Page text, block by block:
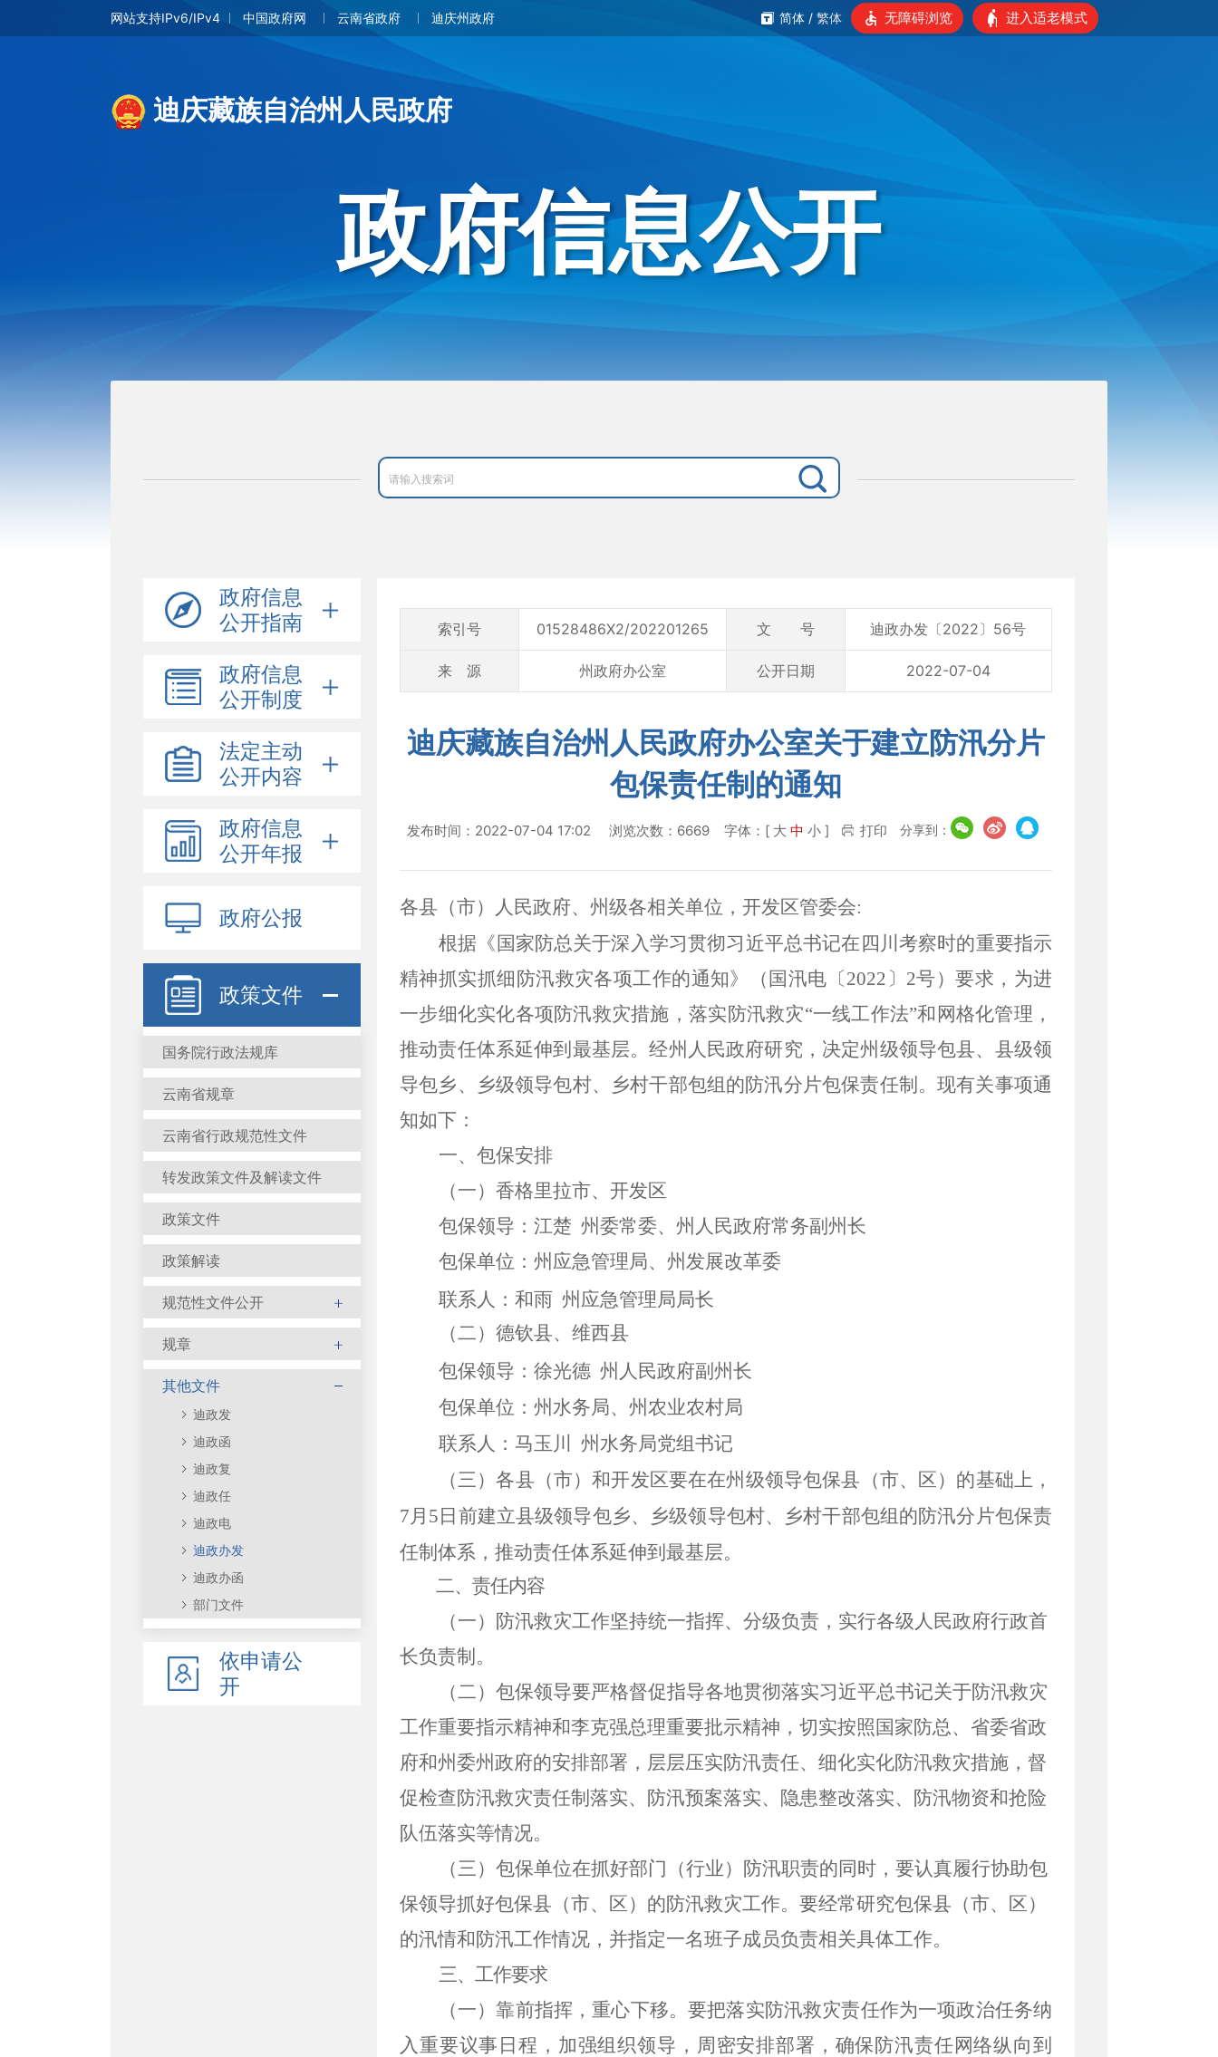
网站支持IPv6/IPv4 中国政府网 云南省政府 迪庆州政府 简体 / 繁体 无障碍浏览 进入适老模式
迪庆藏族自治州人民政府
政府信息公开
政府信息
公开指南
政府信息
公开制度
法定主动
公开内容
政府信息
公开年报
政府公报
政策文件
国务院行政法规库
云南省规章
云南省行政规范性文件
转发政策文件及解读文件
政策文件
政策解读
规范性文件公开
规章
其他文件
迪政发
迪政函
迪政复
迪政任
迪政电
迪政办发
迪政办函
部门文件
依申请公
开
索引号 01528486X2/202201265 文 号 迪政办发〔2022〕56号
来 源 州政府办公室 公开日期 2022-07-04
迪庆藏族自治州人民政府办公室关于建立防汛分片
包保责任制的通知
发布时间：2022-07-04 17:02 浏览次数：6669 字体：[ 大 中 小 ] 打印 分享到：
各县（市）人民政府、州级各相关单位，开发区管委会:
根据 《 国家防总关于深入学习贯彻习近平总书记在四川考察时的重要指示
精神抓实抓细防汛救灾各项工作的通知》（国汛电〔2022〕2号）要求，为进
一步细化实化各项防汛救灾措施，落实防汛救灾“一线工作法”和网格化管理，
推动责任体系延伸到最基层。经州人民政府研究，决定州级领导包县、县级领
导包乡、乡级领导包村、乡村干部包组的防汛分片包保责任制。现有关事项通
知如下：
一、包保安排
（一）香格里拉市、开发区
包保领导：江楚 州委常委、州人民政府常务副州长
包保单位：州应急管理局、州发展改革委
联系人：和雨 州应急管理局局长
（二）德钦县、维西县
包保领导：徐光德 州人民政府副州长
包保单位：州水务局、州农业农村局
联系人：马玉川 州水务局党组书记
（三）各县（市）和开发区要在在州级领导包保县（市、区）的基础上，
7月5日前建立县级领导包乡、乡级领导包村、乡村干部包组的防汛分片包保责
任制体系，推动责任体系延伸到最基层。
二、责任内容
（一）
防汛救灾工作坚持统一指挥、分级负责，实行各级人民政府行政首
长负责制。
（二） 包保领导要严格督促指导各地贯彻落实习近平总书记关于防汛救灾
工作重要指示精神和李克强总理重要批示精神，切实按照国家防总、省委省政
府和州委州政府的安排部署 ，层层压实防汛责任、 细化实化防汛救灾措施 ，督
促检查防汛救灾责任制落实、防汛预案落实、隐患整改落实、防汛物资和抢险
队伍落实等情况。
（三）包保单位在抓好部门（行业）防汛职责的同时，要认真履行协助包
保领导抓好包保县（市、区）的防汛救灾工作。要经常研究包保县（市、区）
的汛情和防汛工作情况，并指定一名班子成员负责相关具体工作。
三、 工作要求
（一）靠前指挥，重心下移。要把落实防汛救灾责任作为一项政治任务纳
入重要议事日程，加强组织领导，周密安排部署，确保防汛责任网络纵向到